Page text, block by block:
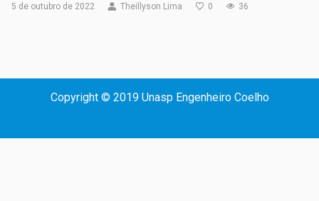
5 de outubro de 2022 Theillyson Lima 0 36
Copyright © 2019 Unasp Engenheiro Coelho